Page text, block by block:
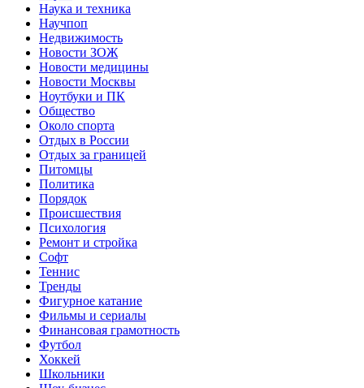
Наука и техника
Научпоп
Недвижимость
Новости ЗОЖ
Новости медицины
Новости Москвы
Ноутбуки и ПК
Общество
Около спорта
Отдых в России
Отдых за границей
Питомцы
Политика
Порядок
Происшествия
Психология
Ремонт и стройка
Софт
Теннис
Тренды
Фигурное катание
Фильмы и сериалы
Финансовая грамотность
Футбол
Хоккей
Школьники